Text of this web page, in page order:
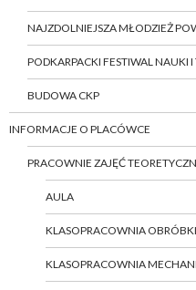
NAJZDOLNIEJSZA MŁODZIEŻ
PODKARPACKI FESTIWAL NAUKI
BUDOWA CKP
INFORMACJE O PLACÓWCE
PRACOWNIE ZAJĘĆ
AULA
KLASOPRACOWNIA
KLASOPRACOWNIA